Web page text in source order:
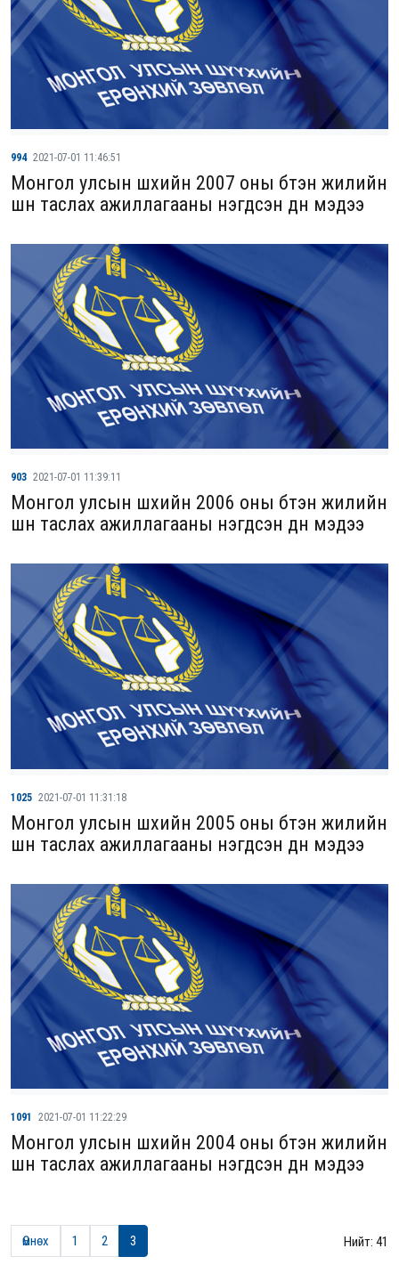
994 2021-07-01 11:46:51
Монгол улсын шүүхийн 2007 оны бүтэн жилийн
шүүн таслах ажиллагааны нэгдсэн дүн мэдээ
903 2021-07-01 11:39:11
Монгол улсын шүүхийн 2006 оны бүтэн жилийн
шүүн таслах ажиллагааны нэгдсэн дүн мэдээ
1025 2021-07-01 11:31:18
Монгол улсын шүүхийн 2005 оны бүтэн жилийн
шүүн таслах ажиллагааны нэгдсэн дүн мэдээ
1091 2021-07-01 11:22:29
Монгол улсын шүүхийн 2004 оны бүтэн жилийн
шүүн таслах ажиллагааны нэгдсэн дүн мэдээ
Өмнөх 1 2 3 Нийт: 41